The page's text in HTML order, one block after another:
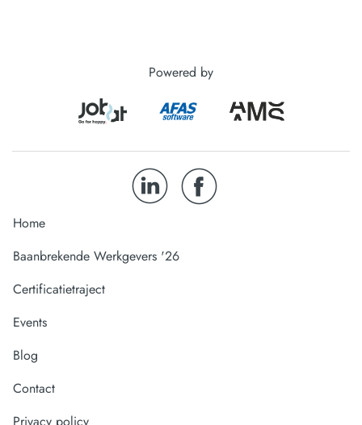
Powered by
Home
Baanbrekende Werkgevers '26
Certificatietraject
Events
Blog
Contact